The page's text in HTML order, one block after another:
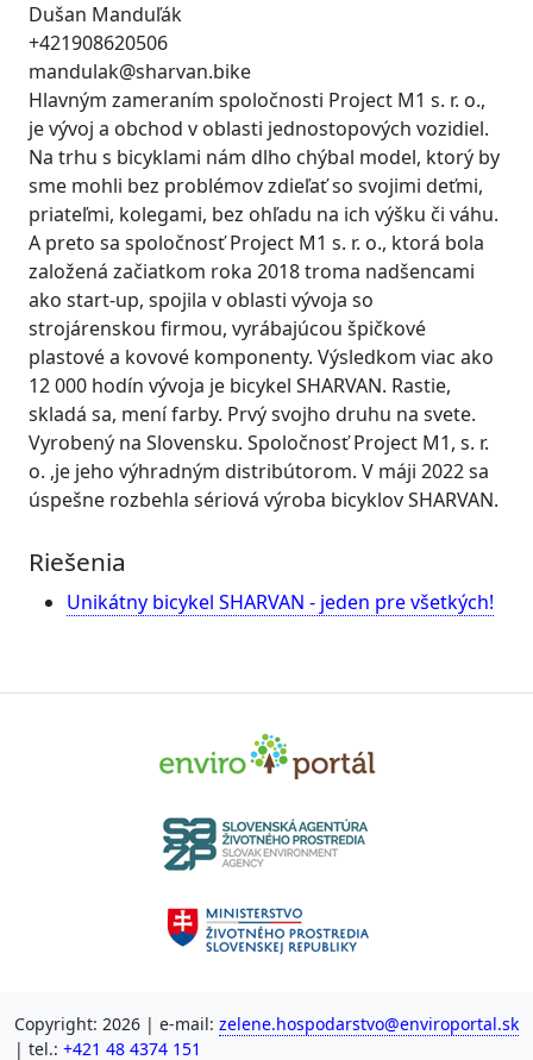
Dušan Manduľák
+421908620506
mandulak@sharvan.bike
Hlavným zameraním spoločnosti Project M1 s. r. o.,
je vývoj a obchod v oblasti jednostopových vozidiel.
Na trhu s bicyklami nám dlho chýbal model, ktorý by
sme mohli bez problémov zdieľať so svojimi deťmi,
priateľmi, kolegami, bez ohľadu na ich výšku či váhu.
A preto sa spoločnosť Project M1 s. r. o., ktorá bola
založená začiatkom roka 2018 troma nadšencami
ako start-up, spojila v oblasti vývoja so
strojárenskou firmou, vyrábajúcou špičkové
plastové a kovové komponenty. Výsledkom viac ako
12 000 hodín vývoja je bicykel SHARVAN. Rastie,
skladá sa, mení farby. Prvý svojho druhu na svete.
Vyrobený na Slovensku. Spoločnosť Project M1, s. r.
o. ,je jeho výhradným distribútorom. V máji 2022 sa
úspešne rozbehla sériová výroba bicyklov SHARVAN.
Riešenia
Unikátny bicykel SHARVAN - jeden pre všetkých!
Copyright: 2026 | e-mail: zelene.hospodarstvo@enviroportal.sk
| tel.: +421 48 4374 151